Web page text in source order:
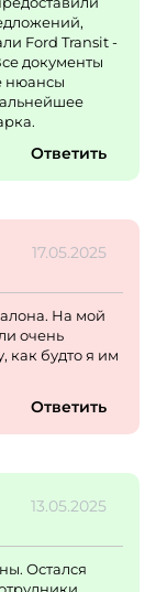
Ford Transit -
документы
нюансы
Ответить
17.05.2025
На мой
очень
как будто я им
Ответить
13.05.2025
Остался